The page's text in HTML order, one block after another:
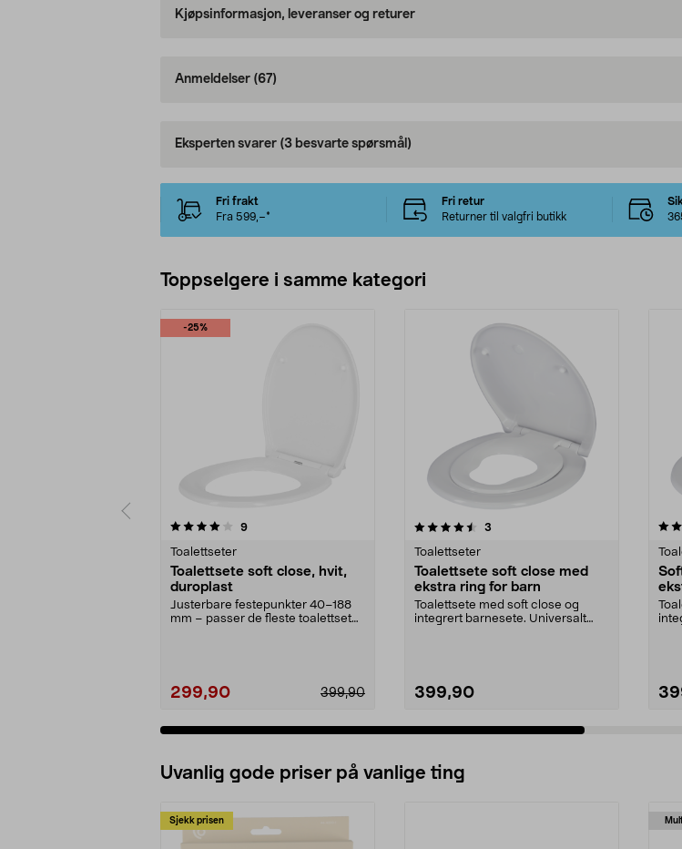
Kjøpsinformasjon, leveranser og returer
Anmeldelser (67)
Eksperten svarer (3 besvarte spørsmål)
Fri frakt
Fra 599,–*
Fri retur
Returner til valgfri butikk
Toppselgere i samme kategori
-25%
9anmeldelser
Toalettseter
Toalettsete soft close, hvit,
duroplast
Justerbare festepunkter 40–188
mm – passer de fleste toalettseter.
299,90 399,90
4.5 av 5 stjerner 3
Toalettseter
Toalettsete soft close med
ekstra ring for barn
Toalettsete med soft close og
integrert barnesete. Universalt
399,90
4.0 av 5 stjerner
Uvanlig gode priser på vanlige ting
Sjekk prisen